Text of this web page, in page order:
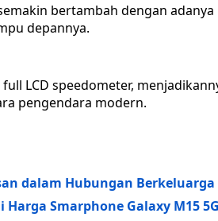
bertambah dengan
depannya.
LCD speedometer,
pengendara modern.
dalam Hubungan Berkeluarga
Harga Smarphone Galaxy M15